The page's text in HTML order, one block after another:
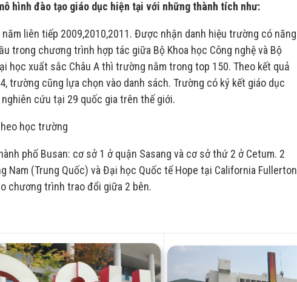
hình đào tạo giáo dục hiện tại với những thành tích như:
liên tiếp 2009,2010,2011. Được nhận danh hiệu trường có năng
trong chương trình hợp tác giữa Bộ Khoa học Công nghệ và Bộ
học xuất sắc Châu A thì trường nằm trong top 150. Theo kết quả
trường cũng lựa chọn vào danh sách. Trường có ký kết giáo dục
cứu tại 29 quốc gia trên thế giới.
học trường
phố Busan: cơ sở 1 ở quận Sasang và cơ sở thứ 2 ở Cetum. 2
Nam (Trung Quốc) và Đại học Quốc tế Hope tại California Fullerton
chương trình trao đổi giữa 2 bên.